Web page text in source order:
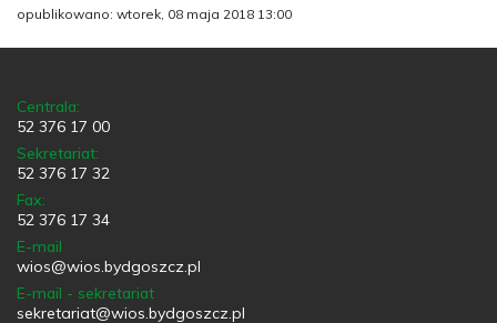
opublikowano: wtorek, 08 maja 2018 13:00
Centrala:
52 376 17 00
Sekretariat:
52 376 17 32
Fax:
52 376 17 34
E-mail
wios@wios.bydgoszcz.pl
E-mail - sekretariat
sekretariat@wios.bydgoszcz.pl